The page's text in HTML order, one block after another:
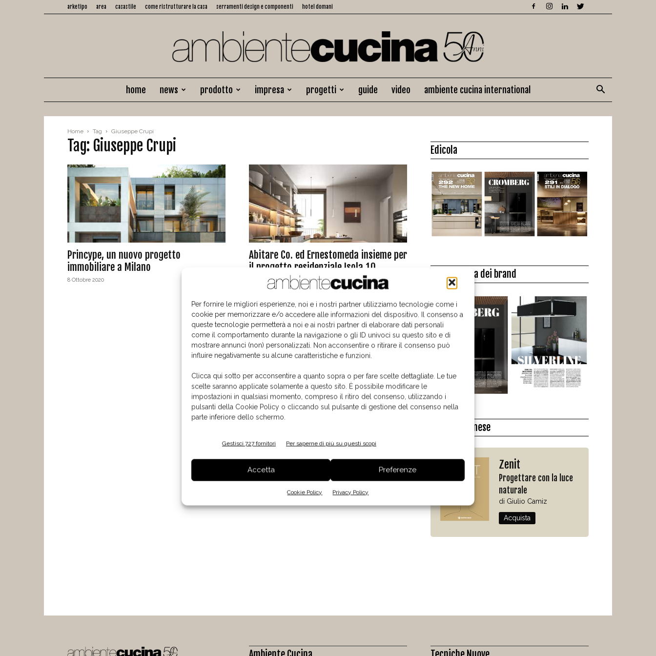
Per fornire le migliori esperienze, noi e i nostri partner utilizziamo tecnologie come i
cookie per memorizzare e/o accedere alle informazioni del dispositivo. Il consenso a
queste tecnologie permetterà a noi e ai nostri partner di elaborare dati personali
come il comportamento durante la navigazione o gli ID univoci su questo sito e di
mostrare annunci (non) personalizzati. Non acconsentire o ritirare il consenso può
influire negativamente su alcune caratteristiche e funzioni.
Clicca qui sotto per acconsentire a quanto sopra o per fare scelte dettagliate. Le tue
scelte saranno applicate solamente a questo sito. È possibile modificare le
impostazioni in qualsiasi momento, compreso il ritiro del consenso, utilizzando i
pulsanti della Cookie Policy o cliccando sul pulsante di gestione del consenso nella
parte inferiore dello schermo.
Gestisci 727 fornitori Per saperne di più su questi scopi
Accetta Preferenze
Cookie Policy Privacy Policy
arketipo area casastile come ristrutturare la casa serramenti design e componenti hotel domani
Ambiente
home news prodotto impresa progetti guide video ambiente cucina international
Home Tag Giuseppe Crupi
Tag: Giuseppe Crupi
Princype, un nuovo progetto
immobiliare a Milano
8 Ottobre 2020
Abitare Co. ed Ernestomeda insieme per
il progetto residenziale Isola 10
4 Ottobre 2018
Edicola
La biblioteca dei brand
Il libro del mese
Zenit
Progettare con la luce
naturale
di Giulio Camiz
Acquista